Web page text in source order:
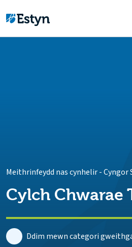
Meithrinfeydd nas cynhelir-Cyngor
Cylch Chwarae
Ddim mewn categori